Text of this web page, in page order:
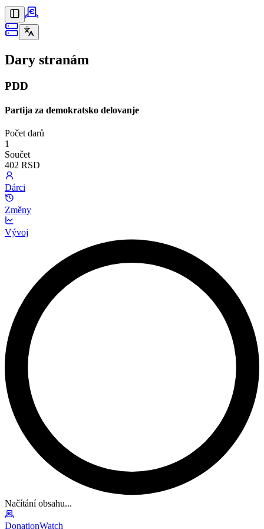
Dary stranám
PDD
Partija za demokratsko delovanje
Počet darů
1
Součet
402 RSD
Dárci
Změny
Vývoj
Načítání obsahu...
DonationWatch